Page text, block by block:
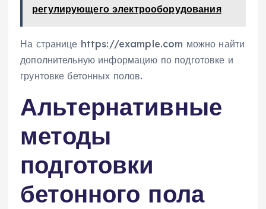
регулирующего электрооборудования
На странице https://example.com можно найти
дополнительную информацию по подготовке и
грунтовке бетонных полов.
Альтернативные
методы
подготовки
бетонного пола